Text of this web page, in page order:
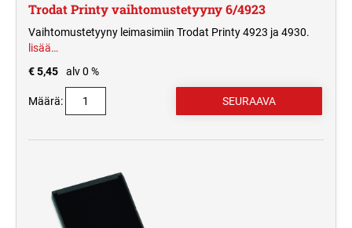
Trodat Printy vaihtomustetyyny 6/4923
Vaihtomustetyyny leimasimiin Trodat Printy 4923 ja 4930.
lisää…
€ 5,45
alv 0 %
Määrä: